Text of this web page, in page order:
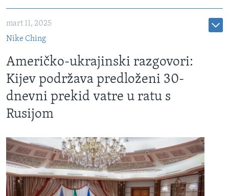
mart 11, 2025
Nike Ching
Američko-ukrajinski razgovori:
Kijev podržava predloženi 30-
dnevni prekid vatre u ratu s
Rusijom